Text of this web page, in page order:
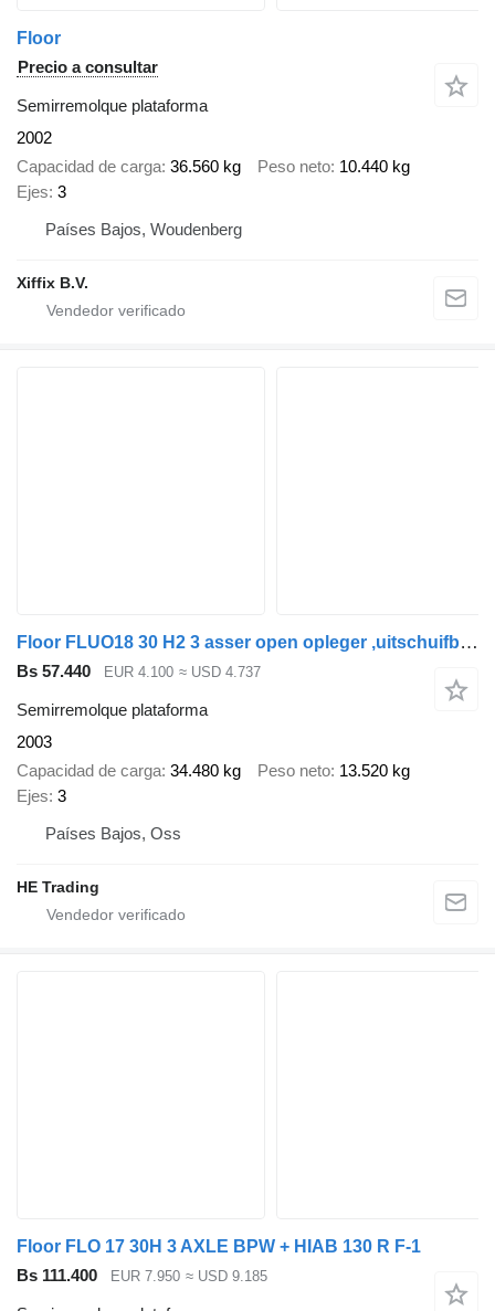
Floor
Precio a consultar
Semirremolque plataforma
2002
Capacidad de carga 36.560 kg Peso neto 10.440 kg
Ejes 3
Países Bajos, Woudenberg
Xiffix B.V.
Floor FLUO18 30 H2 3 asser open opleger ,uitschuifbaar . stuurassen
Bs 57.440 EUR 4.100 ≈ USD 4.737
Semirremolque plataforma
2003
Capacidad de carga 34.480 kg Peso neto 13.520 kg
Ejes 3
Países Bajos, Oss
HE Trading
Floor FLO 17 30H 3 AXLE BPW + HIAB 130 R F-1
Bs 111.400
EUR 7.950 ≈ USD 9.185